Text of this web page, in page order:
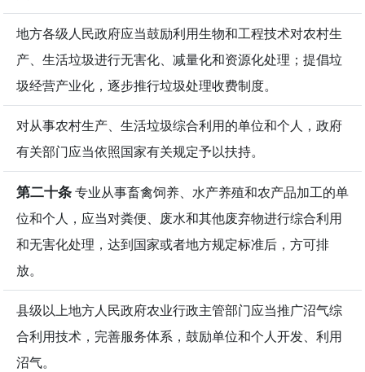
地方各级人民政府应当鼓励利用生物和工程技术对农村生
产、生活垃圾进行无害化、减量化和资源化处理；提倡垃
圾经营产业化，逐步推行垃圾处理收费制度。
对从事农村生产、生活垃圾综合利用的单位和个人，政府
有关部门应当依照国家有关规定予以扶持。
第二十条专业从事畜禽饲养、水产养殖和农产品加工的单
位和个人，应当对粪便、废水和其他废弃物进行综合利用
和无害化处理，达到国家或者地方规定标准后，方可排
放。
县级以上地方人民政府农业行政主管部门应当推广沼气综
合利用技术，完善服务体系，鼓励单位和个人开发、利用
沼气。